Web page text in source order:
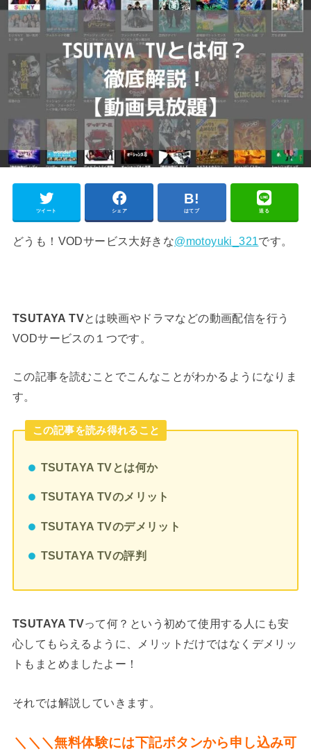
ツイート シェア はてブ 送る
どうも！VODサービス大好きな@motoyuki_321です。
TSUTAYA TVとは映画やドラマなどの動画配信を行う
VODサービスの１つです。
この記事を読むことでこんなことがわかるようになりま
す。
この記事を読み得れること
TSUTAYA TVとは何か
TSUTAYA TVのメリット
TSUTAYA TVのデメリット
TSUTAYA TVの評判
TSUTAYA TVって何？という初めて使用する人にも安
心してもらえるように、メリットだけではなくデメリッ
トもまとめましたよー！
それでは解説していきます。
＼＼＼無料体験には下記ボタンから申し込み可